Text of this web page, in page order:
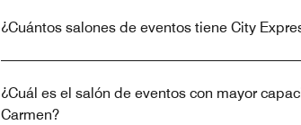
¿Cuántos salones de eventos tiene City
¿Cuál es el salón de eventos con mayor
Carmen?